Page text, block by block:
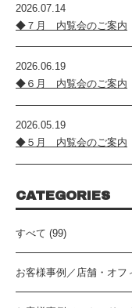
2026.07.14
◆７月 内覧会のご案内
2026.06.19
◆６月 内覧会のご案内
2026.05.19
◆５月 内覧会のご案内
CATEGORIES
すべて (99)
お客様事例／店舗・オフ